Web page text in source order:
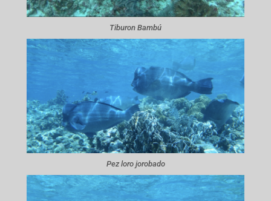
Tiburon Bambú
Pez loro jorobado